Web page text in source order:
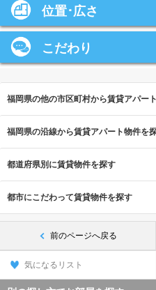
位置･広さ
こだわり
福岡県の他の市区町村から賃貸アパー
福岡県の沿線から賃貸アパート物件を
都道府県別に賃貸物件を探す
都市にこだわって賃貸物件を探す
前のページへ戻る
気になるリスト